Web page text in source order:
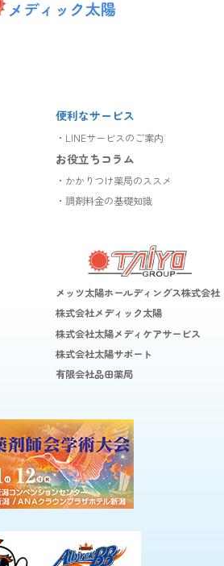
便利なサービス
・LINEサービスのご案内
お役立ちコラム
・かかりつけ薬局のススメ
・調剤料金の基礎知識
メッツ太陽ホールディングス株式会社
株式会社メディック太陽
株式会社太陽メディケアサービス
株式会社太陽サポート
有限会社品田薬局